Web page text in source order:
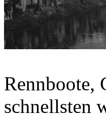
Rennboote,
schnellsten